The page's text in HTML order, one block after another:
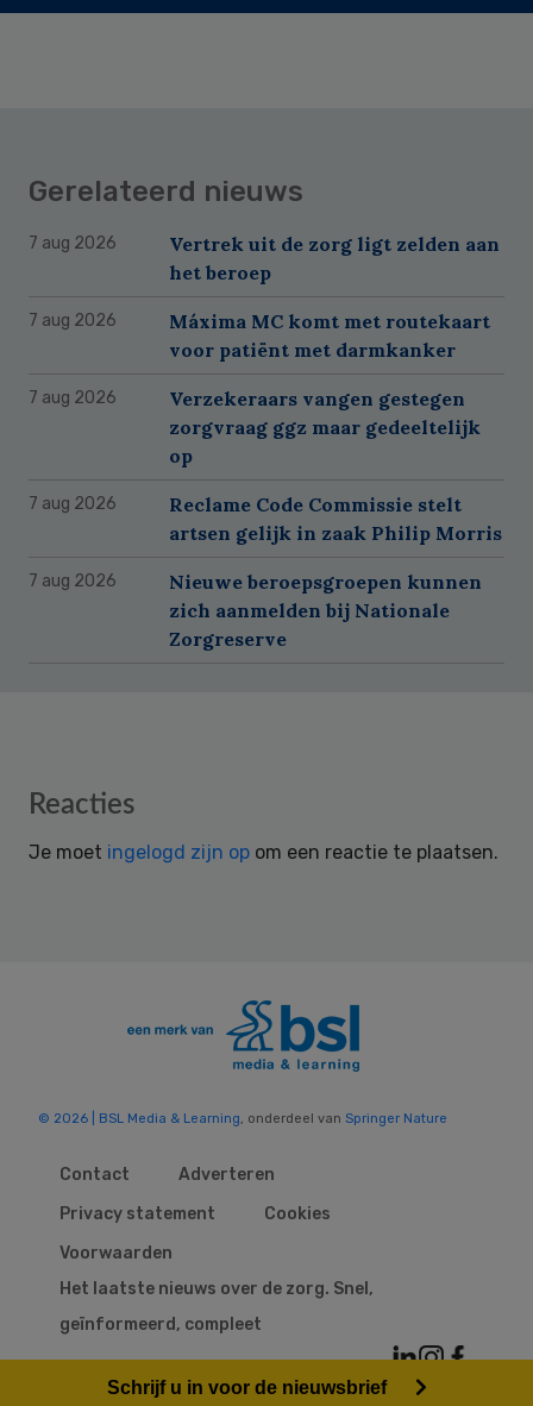
Gerelateerd nieuws
7 aug 2026
Vertrek uit de zorg ligt zelden aan
het beroep
7 aug 2026
Máxima MC komt met routekaart
voor patiënt met darmkanker
7 aug 2026
Verzekeraars vangen gestegen
zorgvraag ggz maar gedeeltelijk
op
7 aug 2026
Reclame Code Commissie stelt
artsen gelijk in zaak Philip Morris
7 aug 2026
Nieuwe beroepsgroepen kunnen
zich aanmelden bij Nationale
Zorgreserve
Reader
Reacties
Je moet ingelogd zijn op om een reactie te plaatsen.
© 2026 | BSL Media & Learning , onderdeel van Springer Nature
Contact
Adverteren
Privacy statement
Cookies
Voorwaarden
Het laatste nieuws over de zorg. Snel,
geïnformeerd, compleet
Schrijf u in voor de nieuwsbrief